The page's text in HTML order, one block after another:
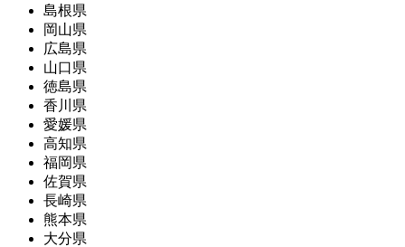
島根県
岡山県
広島県
山口県
徳島県
香川県
愛媛県
高知県
福岡県
佐賀県
長崎県
熊本県
大分県